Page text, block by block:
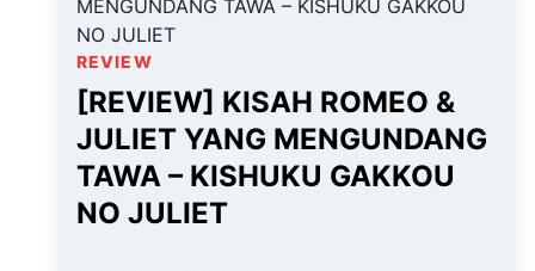
REVIEW
[REVIEW] KISAH ROMEO &
JULIET YANG MENGUNDANG
TAWA – KISHUKU GAKKOU
NO JULIET